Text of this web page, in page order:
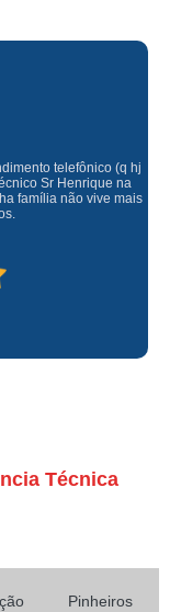
telefônico (q hj
Sr Henrique na
família não vive mais
Técnica
Pinheiros